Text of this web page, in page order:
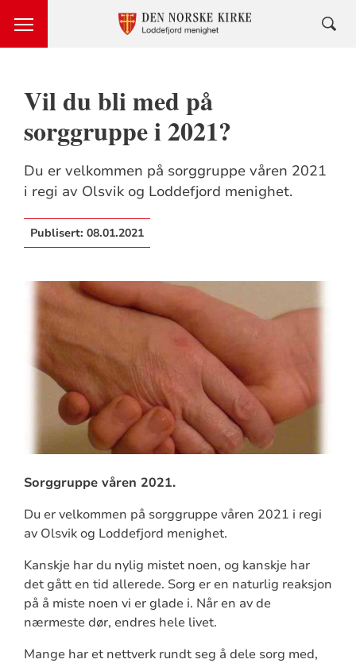
Vil du bli med på
sorggruppe i 2021?
Du er velkommen på sorggruppe våren 2021
i regi av Olsvik og Loddefjord menighet.
Publisert: 08.01.2021
Sorggruppe våren 2021.
Du er velkommen på sorggruppe våren 2021 i regi
av Olsvik og Loddefjord menighet.
Kanskje har du nylig mistet noen, og kanskje har
det gått en tid allerede. Sorg er en naturlig reaksjon
på å miste noen vi er glade i. Når en av de
nærmeste dør, endres hele livet.
Mange har et nettverk rundt seg å dele sorg med,